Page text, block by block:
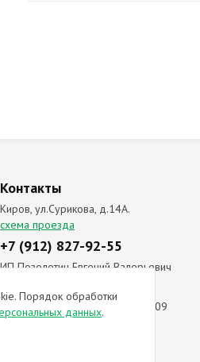
Контакты
Киров, ул.Сурикова, д.14А.
схема проезда
+7 (912) 827-92-55
ИП Позолотин Евгений Валерьевич
ИНН 434537218055 / ОГРН ИП
309434505600123 от 25.02.2009
с
Порядок обработки
данных.